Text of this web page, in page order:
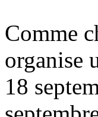
Comme
organise
18